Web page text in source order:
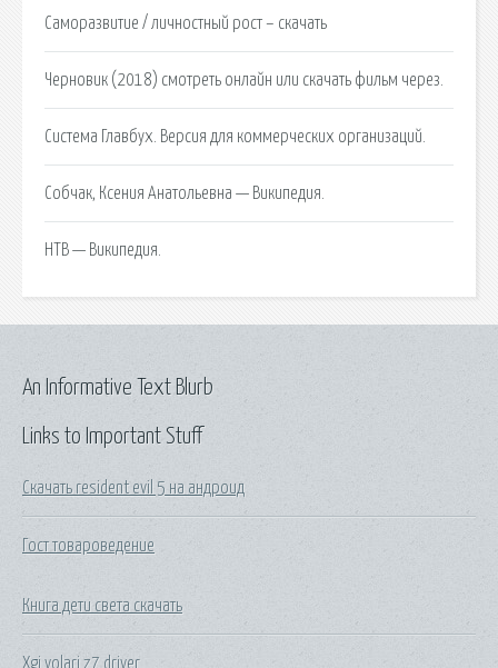
Саморазвитие / личностный рост – скачать
Черновик (2018) смотреть онлайн или скачать фильм через.
Система Главбух. Версия для коммерческих организаций.
Собчак, Ксения Анатольевна — Википедия.
НТВ — Википедия.
Links to Important Stuff
Скачать resident evil 5 на андроид
Гост товароведение
Книга дети света скачать
Xgi volari z7 driver
An Informative Text Blurb